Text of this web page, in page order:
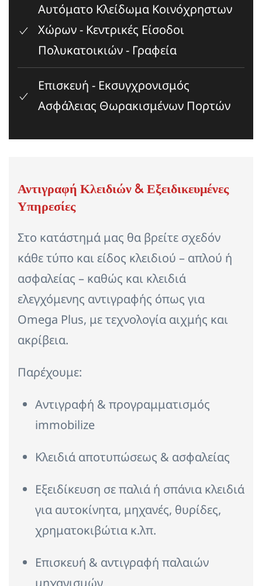
Αυτόματο Κλείδωμα Κοινόχρηστων
Χώρων - Κεντρικές Είσοδοι
Πολυκατοικιών - Γραφεία
Επισκευή - Εκσυγχρονισμός
Ασφάλειας Θωρακισμένων Πορτών
Αντιγραφή Κλειδιών & Εξειδικευμένες
Υπηρεσίες
Στο κατάστημά μας θα βρείτε σχεδόν
κάθε τύπο και είδος κλειδιού – απλού ή
ασφαλείας – καθώς και κλειδιά
ελεγχόμενης αντιγραφής όπως για
Omega Plus, με τεχνολογία αιχμής και
ακρίβεια.
Παρέχουμε:
Αντιγραφή & προγραμματισμός
immobilize
Κλειδιά αποτυπώσεως & ασφαλείας
Εξειδίκευση σε παλιά ή σπάνια κλειδιά
για αυτοκίνητα, μηχανές, θυρίδες,
χρηματοκιβώτια κ.λπ.
Επισκευή & αντιγραφή παλαιών
μηχανισμών